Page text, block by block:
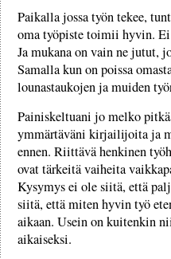
Paikalla jossa työn tekee,
oma työpiste toimii hyvin. Ei
Ja mukana on vain ne jutut,
Samalla kun on poissa
lounastaukojen ja muiden
Painiskeltuani jo melko
ymmärtäväni kirjailijoita ja
ennen. Riittävä henkinen
ovat tärkeitä vaiheita
Kysymys ei ole siitä, että
siitä, että miten hyvin työ
aikaan. Usein on kuitenkin
aikaiseksi.